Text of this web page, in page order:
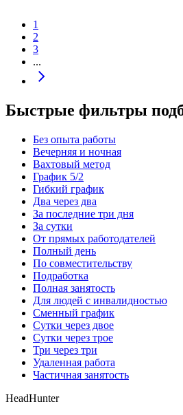
1
2
3
...
Быстрые фильтры
Без опыта работы
Вечерняя и ночная
Вахтовый метод
График 5/2
Гибкий график
Два через два
За последние три дня
За сутки
От прямых работодателей
Полный день
По совместительству
Подработка
Полная занятость
Для людей с инвалидностью
Сменный график
Сутки через двое
Сутки через трое
Три через три
Удаленная работа
Частичная занятость
HeadHunter